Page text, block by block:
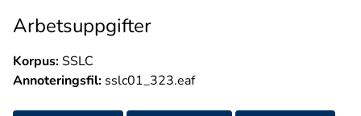
Arbetsuppgifter
Korpus:SSLC
Annoteringsfil: sslc01_323.eaf